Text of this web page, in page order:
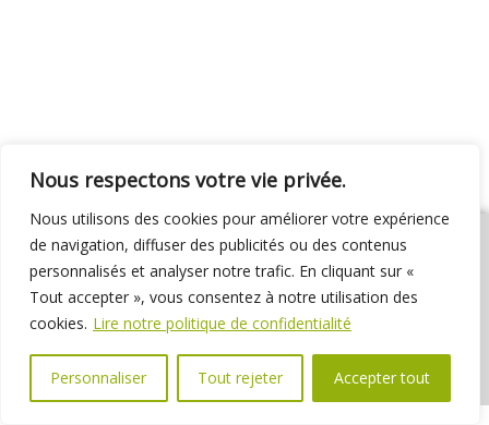
Nous respectons votre vie privée.
Nous utilisons des cookies pour améliorer votre expérience
de navigation, diffuser des publicités ou des contenus
personnalisés et analyser notre trafic. En cliquant sur «
Tout accepter », vous consentez à notre utilisation des
cookies. Lire notre politique de confidentialité
Personnaliser Tout rejeter Accepter tout
01 69 31 72 10 01 69 31 37 31
Nous contacter
Espace élus
Marchés publics Délibérations